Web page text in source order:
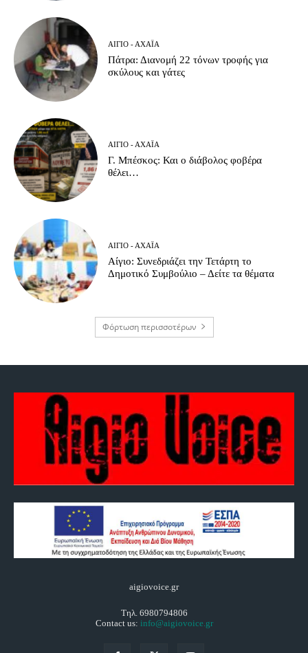
ΑΊΓΙΟ - ΑΧΑΪ́Α
Πάτρα: Διανομή 22 τόνων τροφής για
σκύλους και γάτες
ΑΊΓΙΟ - ΑΧΑΪ́Α
Γ. Μπέσκος: Και ο διάβολος φοβέρα
θέλει…
ΑΊΓΙΟ - ΑΧΑΪ́Α
Αίγιο: Συνεδριάζει την Τετάρτη το
Δημοτικό Συμβούλιο – Δείτε τα θέματα
Φόρτωση περισσοτέρων
aigiovoice.gr
Τηλ. 6980794806
Contact us: info@aigiovoice.gr